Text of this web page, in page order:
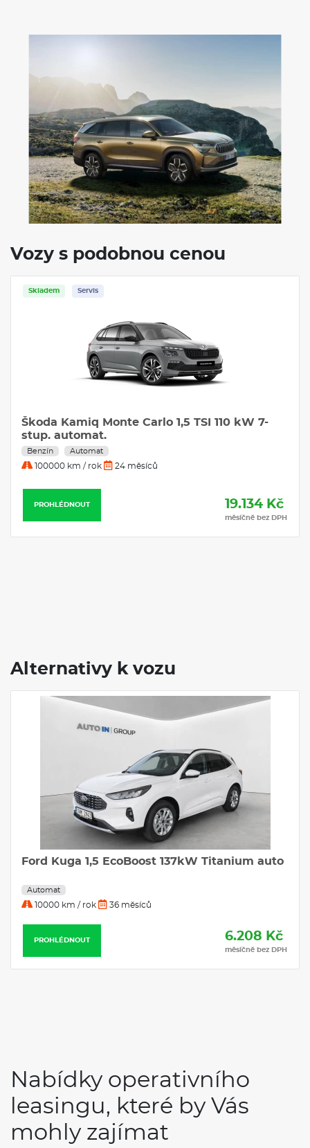
Vozy s podobnou cenou
Skladem Servis
Škoda Kamiq Monte Carlo 1,5 TSI 110 kW 7-
stup. automat.
Benzín Automat
100000 km / rok 24 měsíců
PROHLÉDNOUT 19.134 Kč
měsíčně bez DPH
Alternativy k vozu
Ford Kuga 1,5 EcoBoost 137kW Titanium auto
Automat
10000 km / rok 36 měsíců
PROHLÉDNOUT 6.208 Kč
měsíčně bez DPH
Nabídky operativního
leasingu, které by Vás
mohly zajímat